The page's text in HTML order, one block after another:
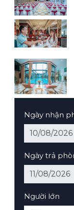
Ngày nhận
Ngày trả
Người lớn